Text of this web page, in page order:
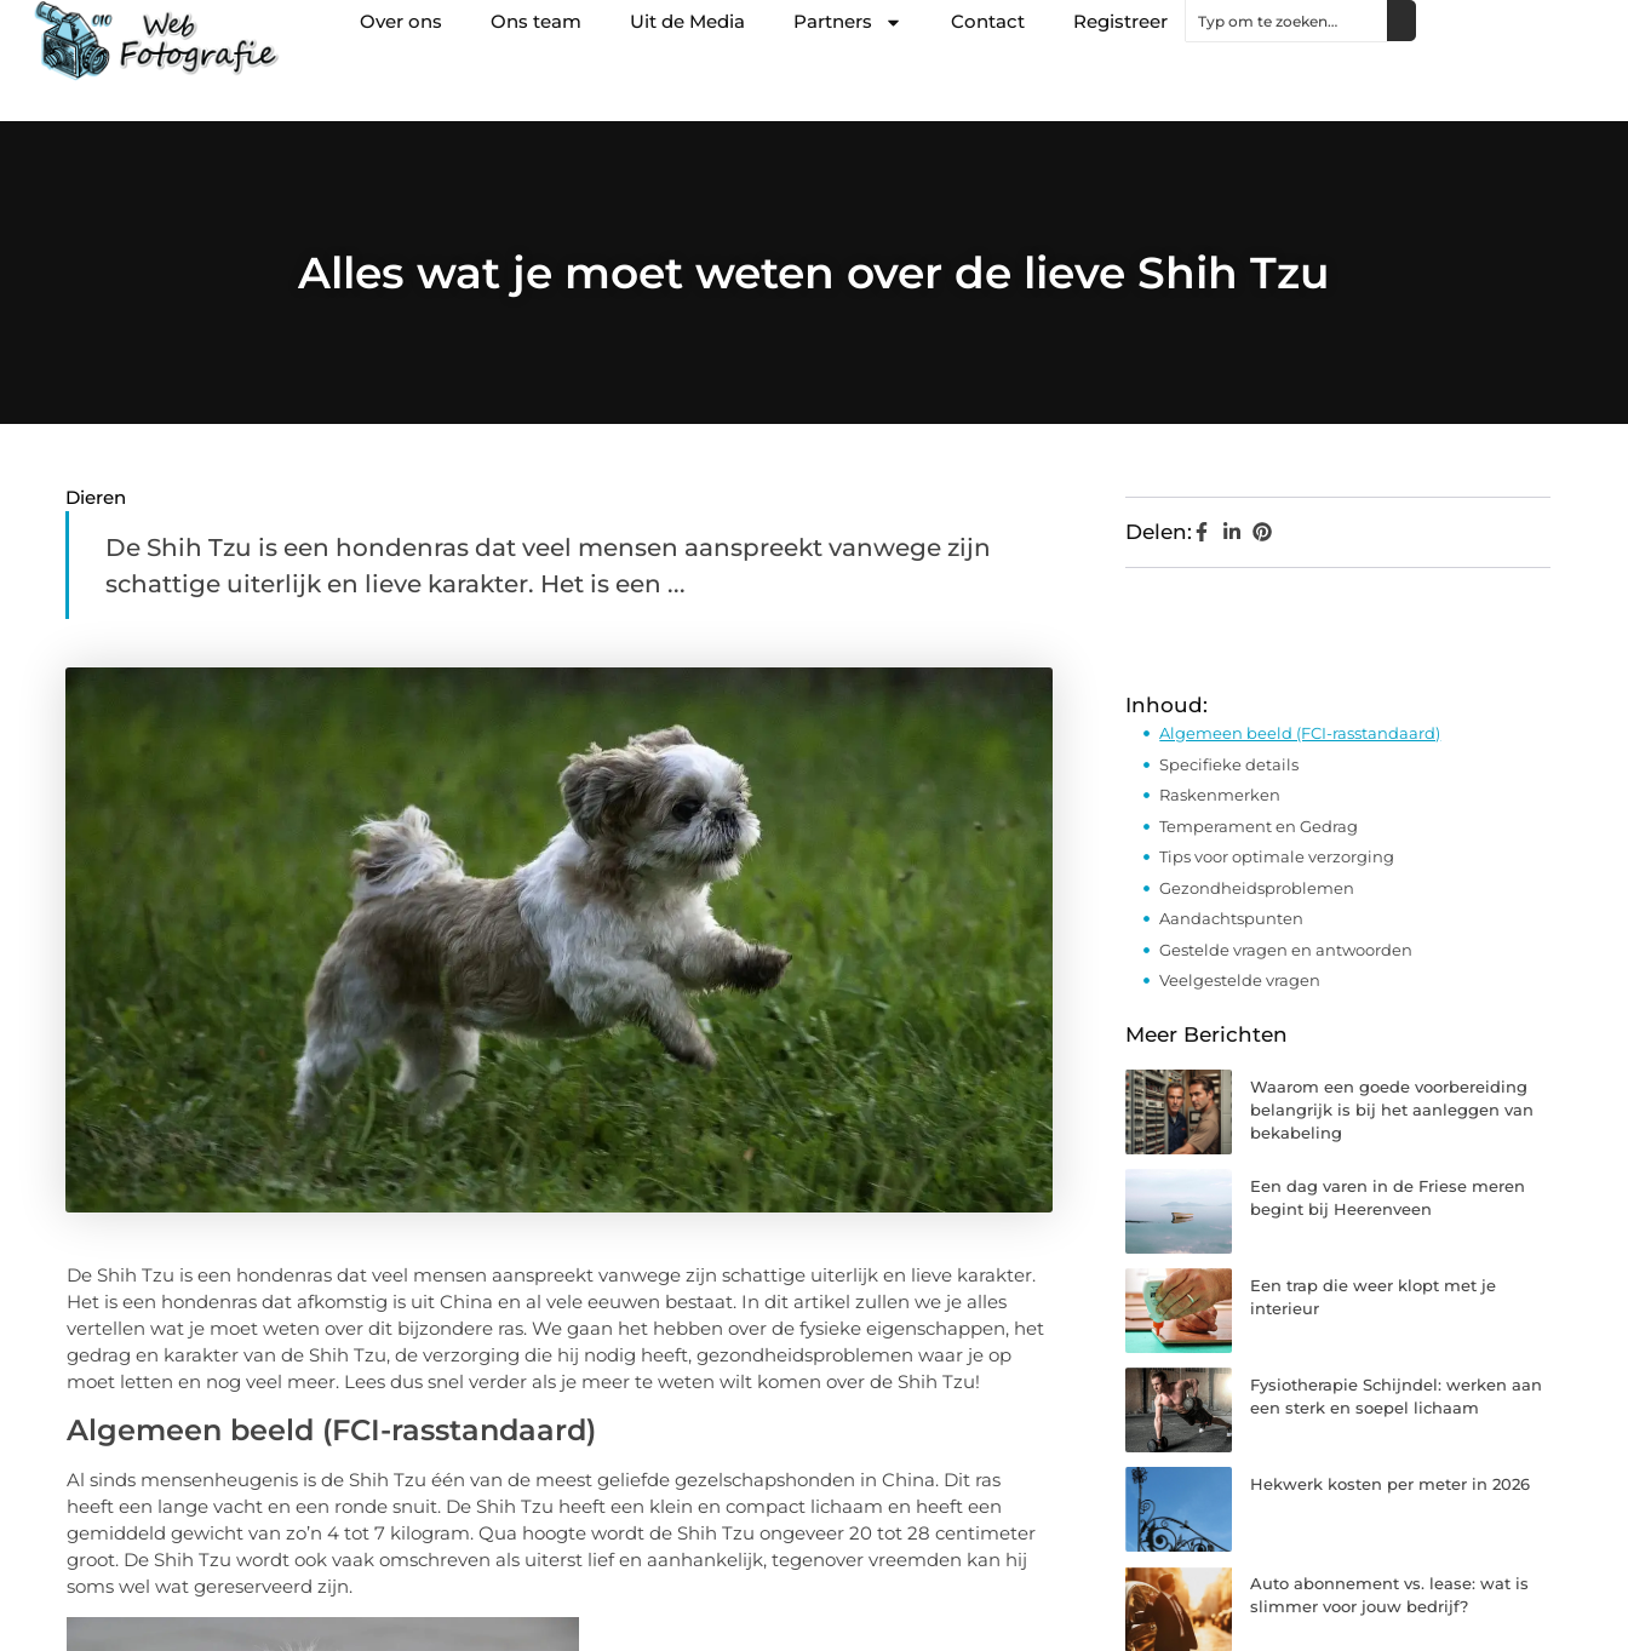
Over ons Ons team Uit de Media Partners Contact Registreer
Alles wat je moet weten over de lieve Shih Tzu
Dieren
De Shih Tzu is een hondenras dat veel mensen aanspreekt vanwege zijn
schattige uiterlijk en lieve karakter. Het is een ...
De Shih Tzu is een hondenras dat veel mensen aanspreekt vanwege zijn schattige uiterlijk en lieve karakter.
Het is een hondenras dat afkomstig is uit China en al vele eeuwen bestaat. In dit artikel zullen we je alles
vertellen wat je moet weten over dit bijzondere ras. We gaan het hebben over de fysieke eigenschappen, het
gedrag en karakter van de Shih Tzu, de verzorging die hij nodig heeft, gezondheidsproblemen waar je op
moet letten en nog veel meer. Lees dus snel verder als je meer te weten wilt komen over de Shih Tzu!
Algemeen beeld (FCI-rasstandaard)
Al sinds mensenheugenis is de Shih Tzu één van de meest geliefde gezelschapshonden in China. Dit ras
heeft een lange vacht en een ronde snuit. De Shih Tzu heeft een klein en compact lichaam en heeft een
gemiddeld gewicht van zo’n 4 tot 7 kilogram. Qua hoogte wordt de Shih Tzu ongeveer 20 tot 28 centimeter
groot. De Shih Tzu wordt ook vaak omschreven als uiterst lief en aanhankelijk, tegenover vreemden kan hij
soms wel wat gereserveerd zijn.
Delen:
Inhoud:
Algemeen beeld (FCI-rasstandaard)
Specifieke details
Raskenmerken
Temperament en Gedrag
Tips voor optimale verzorging
Gezondheidsproblemen
Aandachtspunten
Gestelde vragen en antwoorden
Veelgestelde vragen
Meer Berichten
Waarom een goede voorbereiding
belangrijk is bij het aanleggen van
bekabeling
Een dag varen in de Friese meren
begint bij Heerenveen
Een trap die weer klopt met je
interieur
Fysiotherapie Schijndel: werken aan
een sterk en soepel lichaam
Hekwerk kosten per meter in 2026
Auto abonnement vs. lease: wat is
slimmer voor jouw bedrijf?